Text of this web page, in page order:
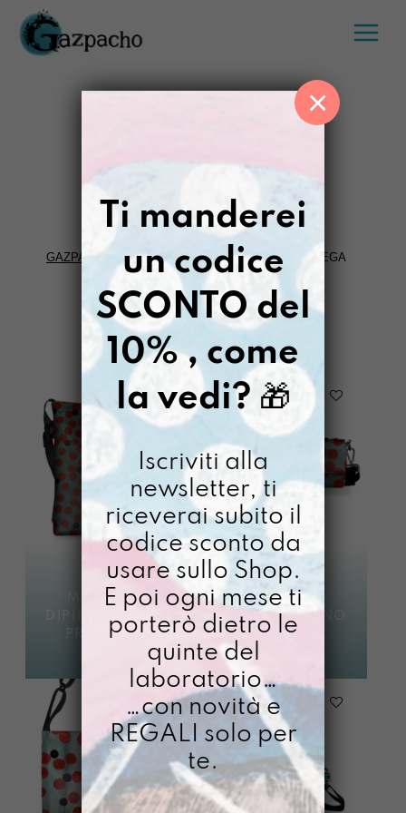
Salta
contenuto
PRIMAVEGA
GAZPACHO >LLUMI DIPINTO A MANO>PRIMAVEGA
FILTRI
MANICONA
DIPINTA A MANO
PRIMAVEGA
BASSOTTA
DIPINTA A MANO
PRIMAVEGA
Ti manderei
un codice
SCONTO del
10% , come
la vedi? 🎁
Iscriviti alla
newsletter, ti
riceverai subito il
codice sconto da
usare sullo Shop.
E poi ogni mese ti
porterò dietro le
quinte del
laboratorio…
…con novità e
REGALI solo per
te.
×